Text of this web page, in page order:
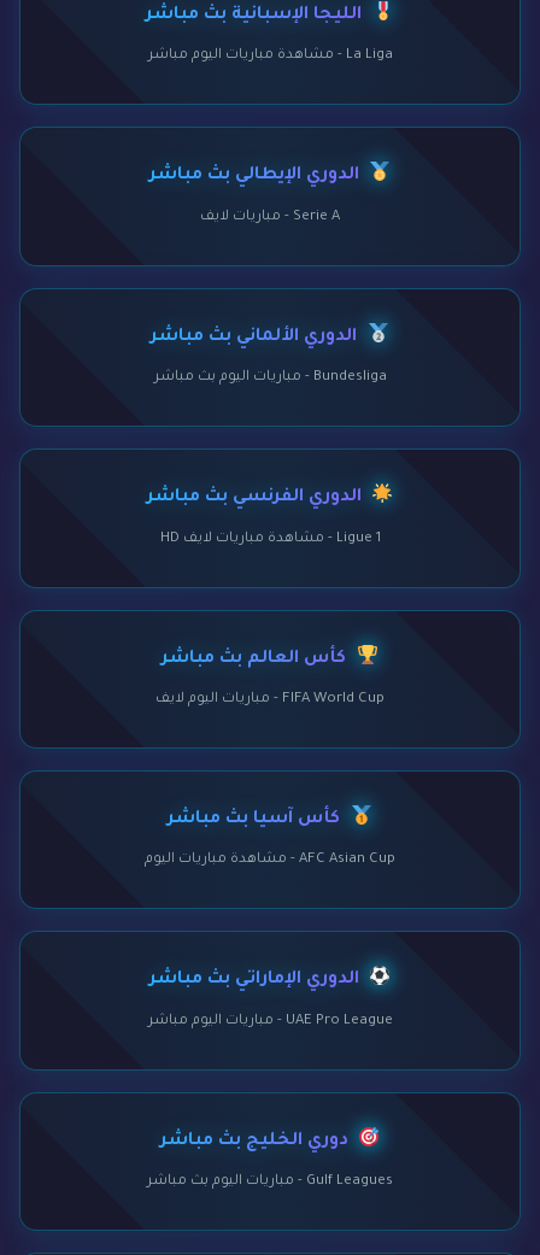
الليجا الإسبانية بث مباشر
La Liga - مشاهدة مباريات اليوم مباشر
الدوري الإيطالي بث مباشر
Serie A - مباريات لايف
الدوري الألماني بث مباشر
Bundesliga - مباريات اليوم بث مباشر
الدوري الفرنسي بث مباشر
Ligue 1 - مشاهدة مباريات لايف HD
كأس العالم بث مباشر
FIFA World Cup - مباريات اليوم لايف
كأس آسيا بث مباشر
AFC Asian Cup - مشاهدة مباريات اليوم
الدوري الإماراتي بث مباشر
UAE Pro League - مباريات اليوم مباشر
دوري الخليج بث مباشر
Gulf Leagues - مباريات اليوم بث مباشر